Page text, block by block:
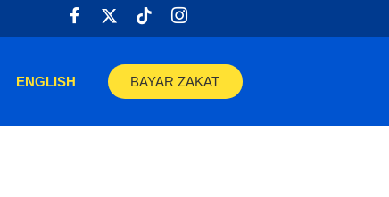
ENGLISH BAYAR ZAKAT